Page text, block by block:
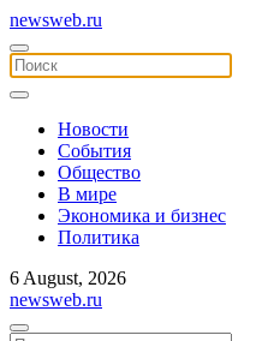
newsweb.ru
Новости
События
Общество
В мире
Экономика и бизнес
Политика
6 August, 2026
newsweb.ru